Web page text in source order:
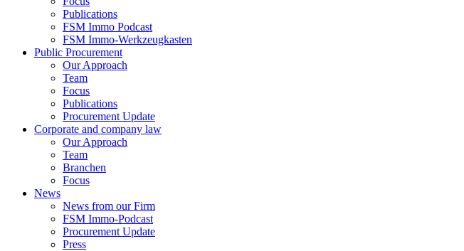
Publications
FSM Immo Podcast
FSM Immo-Werkzeugkasten
Public Procurement
Our Approach
Team
Focus
Publications
Procurement Update
Corporate and company law
Our Approach
Team
Branchen
Focus
News
News from our Firm
FSM Immo-Podcast
Procurement Update
Press